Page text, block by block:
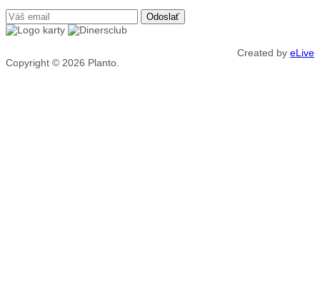
Copyright © 2026 Planto.
Created by eLive